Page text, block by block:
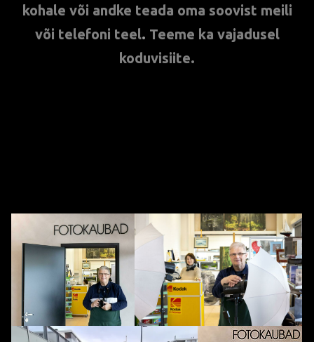
kohale või andke teada oma soovist meili
või telefoni teel. Teeme ka vajadusel
koduvisiite.